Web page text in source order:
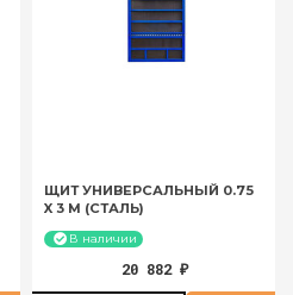
ЩИТ УНИВЕРСАЛЬНЫЙ 0.75
X 3 М (СТАЛЬ)
В наличии
20 882 ₽